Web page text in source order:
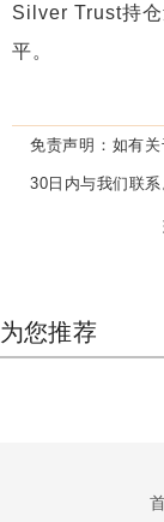
Silver Trust持
平。
免责声明： 如有
30日内与我们联系
为您推荐